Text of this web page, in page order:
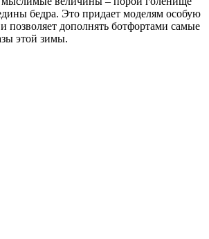
бедра. Это придает моделям особую
позволяет дополнять ботфортами самые
этой зимы.